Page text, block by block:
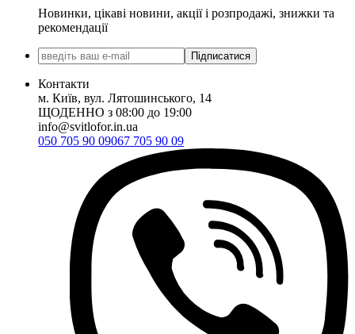
Новинки, цікаві новини, акції і розпродажі, знижки та
рекомендації
Підписатися
Контакти
м. Київ, вул. Лятошинського, 14
ЩОДЕННО з 08:00 до 19:00
info@svitlofor.in.ua
050 705 90 09067 705 90 09